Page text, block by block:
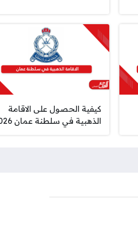
كيفية الحصول على الاقامة
الذهبية في سلطنة عمان 2026